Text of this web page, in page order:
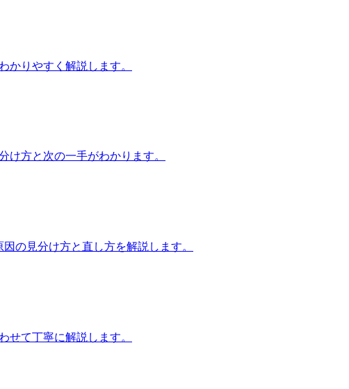
かりやすく解説します。
方と次の一手がわかります。
の見分け方と直し方を解説します。
せて丁寧に解説します。